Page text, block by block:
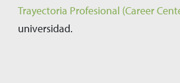
Trayectoria Profesional (Career
universidad.